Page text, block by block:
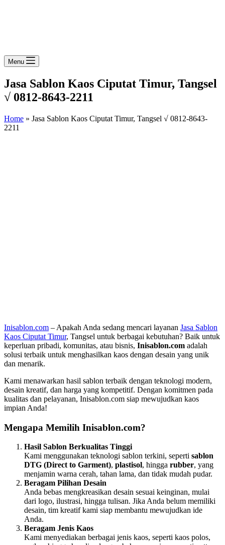
Menu
Jasa Sablon Kaos Ciputat Timur, Tangsel
√ 0812-8643-2211
Home » Jasa Sablon Kaos Ciputat Timur, Tangsel √ 0812-8643-
2211
Inisablon.com – Apakah Anda sedang mencari layanan Jasa Sablon
Kaos Ciputat Timur, Tangsel untuk berbagai kebutuhan? Baik untuk
keperluan pribadi, komunitas, atau bisnis, Inisablon.com adalah
solusi terbaik untuk menghasilkan kaos dengan desain yang unik
dan menarik.
Kami menawarkan hasil sablon terbaik dengan teknologi modern,
desain kreatif, dan harga yang kompetitif. Dengan komitmen pada
kualitas dan pelayanan, Inisablon.com siap mewujudkan kaos
impian Anda!
Mengapa Memilih Inisablon.com?
Hasil Sablon Berkualitas Tinggi
Kami menggunakan teknologi sablon terkini, seperti sablon
DTG (Direct to Garment), plastisol, hingga rubber, yang
menjamin warna cerah, tahan lama, dan tidak mudah pudar.
Beragam Pilihan Desain
Anda bebas mengkreasikan desain sesuai keinginan, mulai
dari logo, ilustrasi, hingga tulisan. Jika Anda belum memiliki
desain, tim kreatif kami siap membantu mewujudkan ide
Anda.
Beragam Jenis Kaos
Kami menyediakan berbagai jenis kaos, seperti kaos polos,